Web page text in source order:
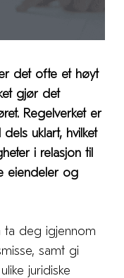
det ofte et høyt
gjør det
Regelverket er
uklart, hvilket
i relasjon til
eiendeler og
ta deg igjennom
samt gi
juridiske